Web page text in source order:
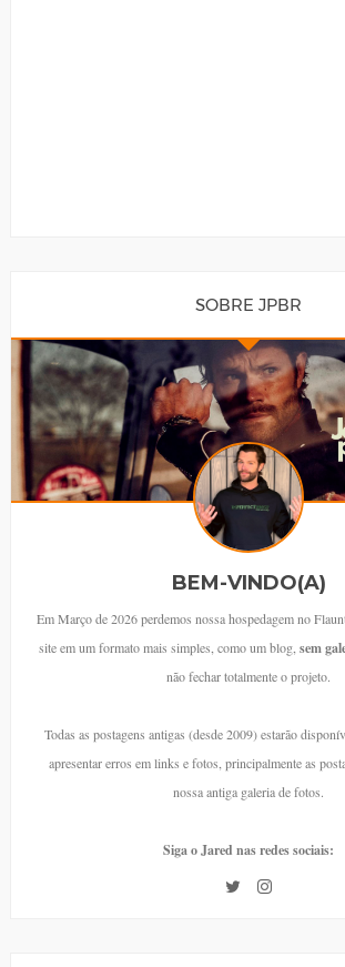
SOBRE JPBR
BEM-VINDO(A)
Em Março de 2026 perdemos nossa hospedagem no
site em um formato mais simples, como um blog, sem
não fechar totalmente o projeto.
Todas as postagens antigas (desde 2009) estarão
apresentar erros em links e fotos, principalmente as
nossa antiga galeria de fotos.
Siga o Jared nas redes sociais: